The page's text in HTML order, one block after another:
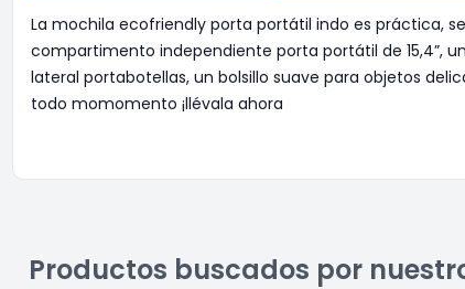
La mochila ecofriendly porta portátil indo es práctica,
compartimento independiente porta portátil de 15,4”,
lateral portabotellas, un bolsillo suave para objetos
todo momomento ¡llévala ahora
Productos buscados por